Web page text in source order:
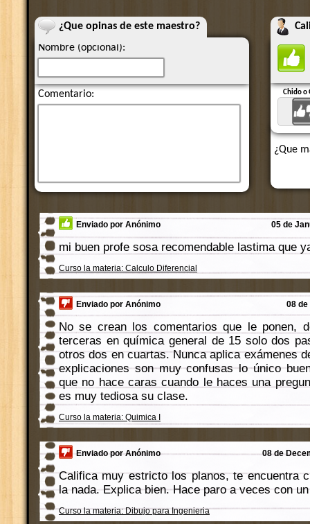
¿Que opinas de este maestro?
Nombre (opcional):
Comentario: Chido o
¿Que
Enviado por Anónimo 05 de
mi buen profe sosa recomendable lastima que
Curso la materia: Calculo Diferencial
Enviado por Anónimo 08 de
No se crean los comentarios que le ponen,
terceras en química general de 15 solo dos
otros dos en cuartas. Nunca aplica exámenes
explicaciones son muy confusas lo único
que no hace caras cuando le haces una
es muy tediosa su clase.
Curso la materia: Quimica I
Enviado por Anónimo 08 de
Califica muy estricto los planos, te encuentra
la nada. Explica bien. Hace paro a veces con
Curso la materia: Dibujo para Ingenieria